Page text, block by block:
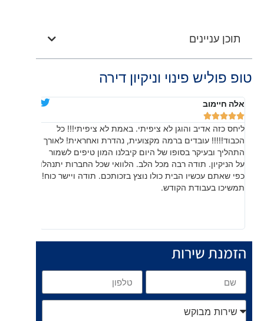
תוכן עניינים
טופ פוליש פינוי וניקיון דירה
אלה חיימוב





ליחס כזה אדיב והוגן לא ציפיתי. באמת לא ציפיתי!!! כל
הכבוד!!!!! עובדים ברמה מקצועית, נהדרת ואחראית! לאורך
התהליך ובעיקר בסופו של היום קיבלנו המון טיפים לשמור
על הניקיון. תודה רבה מכל הלב. הלוואי שכל החברות יתנהלו
כפי שאתם עכשיו הבית כולו נוצץ בזכותכם. תודה ויישר כוח!
תמשיכו בעבודת הקודש.
הזמנת שירות